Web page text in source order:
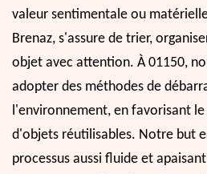
valeur sentimentale ou
Brenaz, s'assure de trier,
objet avec attention. À 01150,
adopter des méthodes de
l'environnement, en favorisant
d'objets réutilisables. Notre but
processus aussi fluide et